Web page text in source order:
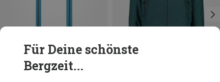
Für Deine schönste
Bergzeit...